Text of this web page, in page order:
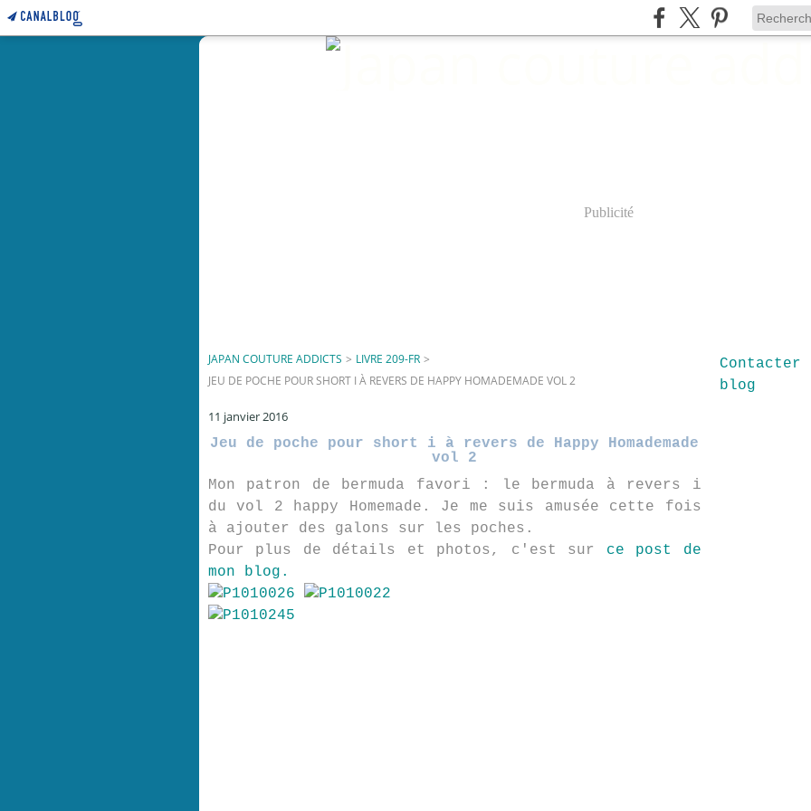
Publicité
JAPAN COUTURE ADDICTS > LIVRE 209-FR >
JEU DE POCHE POUR SHORT I À REVERS DE HAPPY HOMADEMADE VOL 2
11 janvier 2016
Jeu de poche pour short i à revers de Happy Homademade
vol 2
Mon patron de bermuda favori : le bermuda à revers i
du vol 2 happy Homemade. Je me suis amusée cette fois
à ajouter des galons sur les poches.
Pour plus de détails et photos, c'est sur ce post de
mon blog.
blog